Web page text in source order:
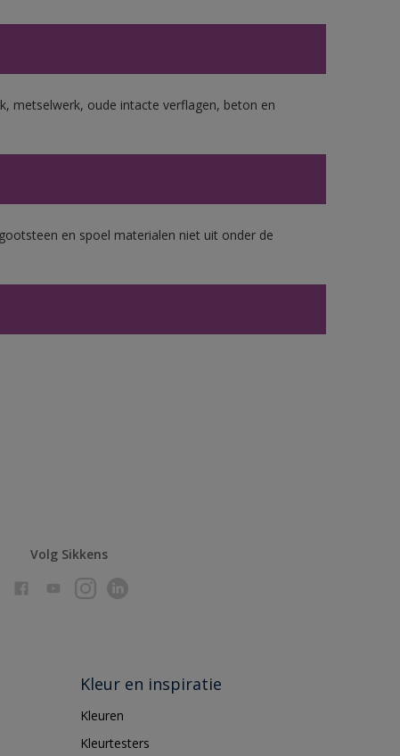
metselwerk, oude intacte verflagen, beton en
en spoel materialen niet uit onder de
Volg Sikkens
Kleur en inspiratie
Kleuren
Kleurtesters